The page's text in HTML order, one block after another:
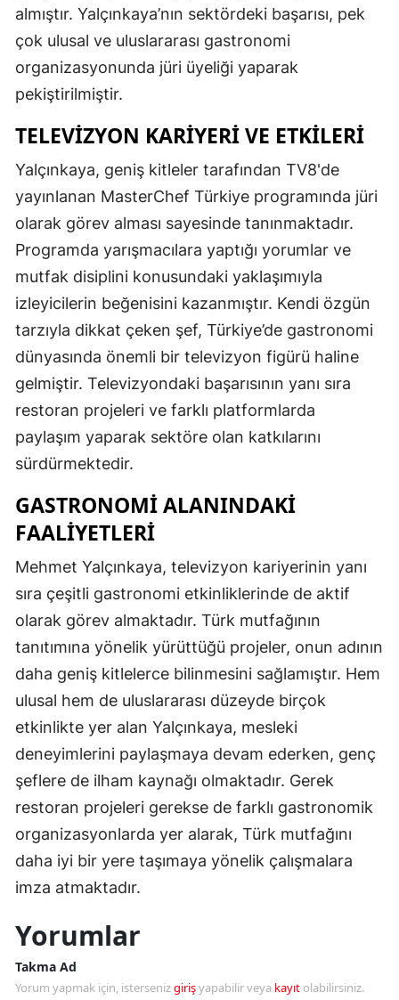
almıştır. Yalçınkaya’nın sektördeki başarısı, pek
çok ulusal ve uluslararası gastronomi
organizasyonunda jüri üyeliği yaparak
pekiştirilmiştir.
TELEVIZYON KARIYERI VE ETKILERI
Yalçınkaya, geniş kitleler tarafından TV8'de
yayınlanan MasterChef Türkiye programında jüri
olarak görev alması sayesinde tanınmaktadır.
Programda yarışmacılara yaptığı yorumlar ve
mutfak disiplini konusundaki yaklaşımıyla
izleyicilerin beğenisini kazanmıştır. Kendi özgün
tarzıyla dikkat çeken şef, Türkiye’de gastronomi
dünyasında önemli bir televizyon figürü haline
gelmiştir. Televizyondaki başarısının yanı sıra
restoran projeleri ve farklı platformlarda
paylaşım yaparak sektöre olan katkılarını
sürdürmektedir.
GASTRONOMI ALANINDAKI
FAALIYETLERI
Mehmet Yalçınkaya, televizyon kariyerinin yanı
sıra çeşitli gastronomi etkinliklerinde de aktif
olarak görev almaktadır. Türk mutfağının
tanıtımına yönelik yürüttüğü projeler, onun adının
daha geniş kitlelerce bilinmesini sağlamıştır. Hem
ulusal hem de uluslararası düzeyde birçok
etkinlikte yer alan Yalçınkaya, mesleki
deneyimlerini paylaşmaya devam ederken, genç
şeflere de ilham kaynağı olmaktadır. Gerek
restoran projeleri gerekse de farklı gastronomik
organizasyonlarda yer alarak, Türk mutfağını
daha iyi bir yere taşımaya yönelik çalışmalara
imza atmaktadır.
Yorumlar
Takma Ad
Yorum yapmak için, istersenizgirişyapabilir veya kayıt olabilirsiniz.